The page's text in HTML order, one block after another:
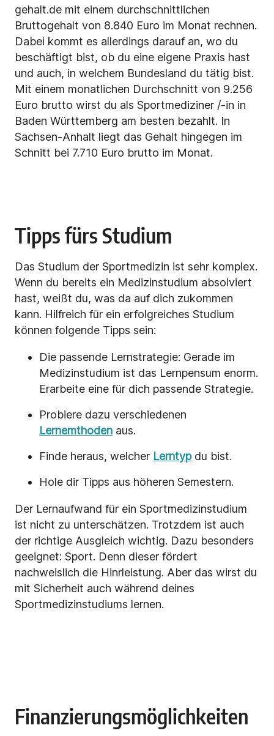
gehalt.de mit einem durchschnittlichen
Bruttogehalt von 8.840 Euro im Monat rechnen.
Dabei kommt es allerdings darauf an, wo du
beschäftigt bist, ob du eine eigene Praxis hast
und auch, in welchem Bundesland du tätig bist.
Mit einem monatlichen Durchschnitt von 9.256
Euro brutto wirst du als Sportmediziner /-in in
Baden Württemberg am besten bezahlt. In
Sachsen-Anhalt liegt das Gehalt hingegen im
Schnitt bei 7.710 Euro brutto im Monat.
Tipps fürs Studium
Das Studium der Sportmedizin ist sehr komplex.
Wenn du bereits ein Medizinstudium absolviert
hast, weißt du, was da auf dich zukommen
kann. Hilfreich für ein erfolgreiches Studium
können folgende Tipps sein:
Die passende Lernstrategie: Gerade im
Medizinstudium ist das Lernpensum enorm.
Erarbeite eine für dich passende Strategie.
Probiere dazu verschiedenen
Lernemthoden aus.
Finde heraus, welcher Lerntypdu bist.
Hole dir Tipps aus höheren Semestern.
Der Lernaufwand für ein Sportmedizinstudium
ist nicht zu unterschätzen. Trotzdem ist auch
der richtige Ausgleich wichtig. Dazu besonders
geeignet: Sport. Denn dieser fördert
nachweislich die Hinrleistung. Aber das wirst du
mit Sicherheit auch während deines
Sportmedizinstudiums lernen.
Finanzierungsmöglichkeiten